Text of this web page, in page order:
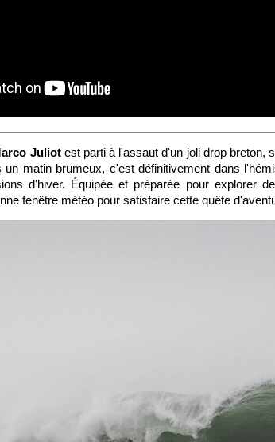
Juliotest parti à l'assaut d'un joli drop breton,
un matin brumeux, c'est définitivement dans
d'hiver. Équipée et préparée pour explorer
fenêtre météo pour satisfaire cette quête